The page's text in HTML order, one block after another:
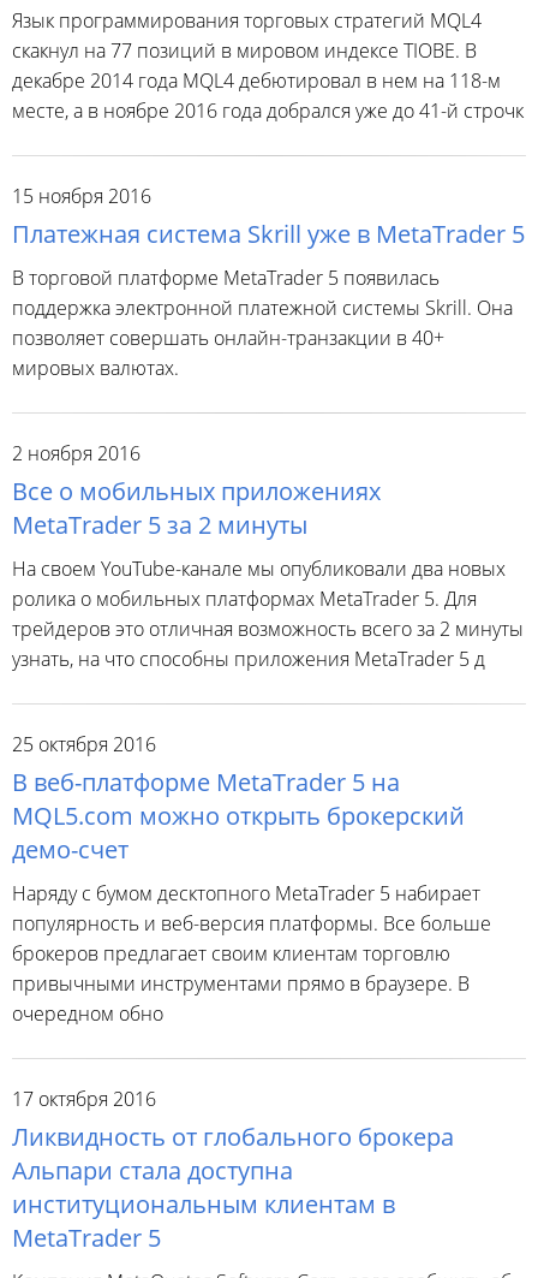
Язык программирования торговых стратегий MQL4
скакнул на 77 позиций в мировом индексе TIOBE. В
декабре 2014 года MQL4 дебютировал в нем на 118-м
месте, а в ноябре 2016 года добрался уже до 41-й строчк
15 ноября 2016
Платежная система Skrill уже в MetaTrader 5
В торговой платформе MetaTrader 5 появилась
поддержка электронной платежной системы Skrill. Она
позволяет совершать онлайн-транзакции в 40+
мировых валютах.
2 ноября 2016
Все о мобильных приложениях
MetaTrader 5 за 2 минуты
На своем YouTube-канале мы опубликовали два новых
ролика о мобильных платформах MetaTrader 5. Для
трейдеров это отличная возможность всего за 2 минуты
узнать, на что способны приложения MetaTrader 5 д
25 октября 2016
В веб-платформе MetaTrader 5 на
MQL5.com можно открыть брокерский
демо-счет
Наряду с бумом десктопного MetaTrader 5 набирает
популярность и веб-версия платформы. Все больше
брокеров предлагает своим клиентам торговлю
привычными инструментами прямо в браузере. В
очередном обно
17 октября 2016
Ликвидность от глобального брокера
Альпари стала доступна
институциональным клиентам в
MetaTrader 5